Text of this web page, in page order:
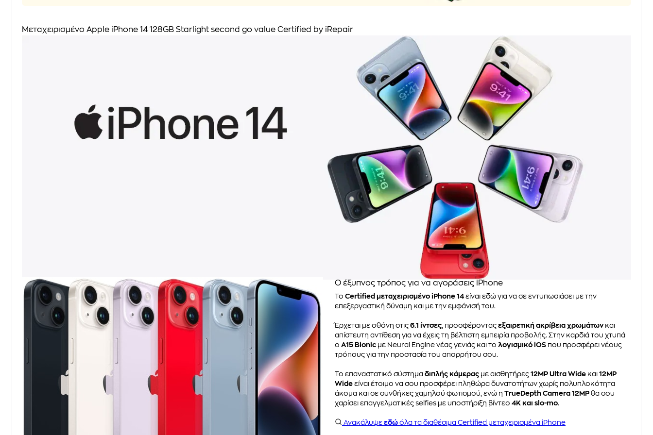
Μεταχειρισμένο Apple iPhone 14 128GB Starlight second go value Certified by iRepair
Ο έξυπνος τρόπος για να αγοράσεις iPhone
Το Certified μεταχειρισμένο iPhone 14 είναι εδώ για να σε εντυπωσιάσει με την
επεξεργαστική δύναμη και με την εμφάνισή του.
Έρχεται με οθόνη στις 6.1 ίντσες , προσφέροντας εξαιρετική ακρίβεια χρωμάτωνκαι
απίστευτη αντίθεση για να έχεις τη βέλτιστη εμπειρία προβολής. Στην καρδιά του χτυπά
ο A15 Bionic με Neural Engine νέας γενιάς και το λογισμικό iOS που προσφέρει νέους
τρόπους για την προστασία του απορρήτου σου.
Το επαναστατικό σύστημα διπλής κάμερας με αισθητήρες 12MP Ultra Wide και 12MP
Wide είναι έτοιμο να σου προσφέρει πληθώρα δυνατοτήτων χωρίς πολυπλοκότητα
άκομα και σε συνθήκες χαμηλού φωτισμού, ενώ η TrueDepth Camera 12MP θα σου
χαρίσει επαγγελματικές selfies με υποστήριξη βίντεο 4Κ και slo-mo.
Ανακάλυψε εδώ όλα τα διαθέσιμα Certified μεταχειρισμένα iPhone